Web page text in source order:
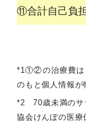
⑪合計自己
*1①②の治療費は
のもと個人情報が
*2 70歳未満のサ
協会けんぽの医療